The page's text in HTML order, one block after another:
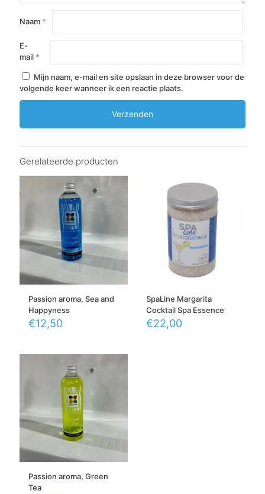
Naam *
E-
mail *
Mijn naam, e-mail en site opslaan in deze browser voor de
volgende keer wanneer ik een reactie plaats.
Gerelateerde producten
Passion aroma, Sea and
Happyness
€12,50
SpaLine Margarita
Cocktail Spa Essence
€22,00
Passion aroma, Green
Tea